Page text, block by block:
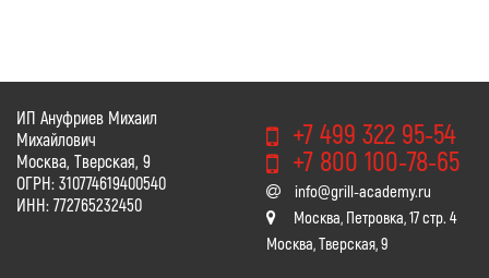
ИП Ануфриев Михаил
Михайлович
Москва, Тверская, 9
ОГРН: 310774619400540
ИНН: 772765232450
+7 499 322 95-54
+7 800 100-78-65
info@grill-academy.ru
Москва, Петровка, 17 стр. 4
Москва, Тверская, 9